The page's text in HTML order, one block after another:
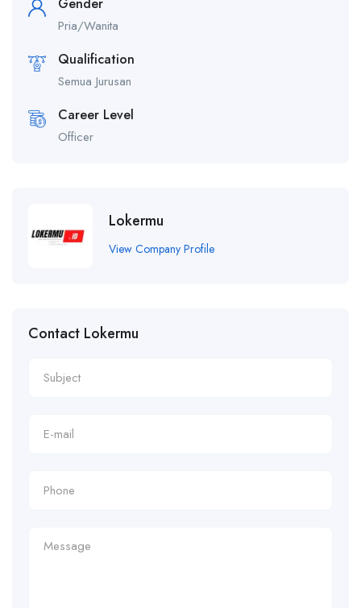
Pria/Wanita
Qualification
Semua Jurusan
Career Level
Officer
Lokermu
View Company Profile
Contact Lokermu